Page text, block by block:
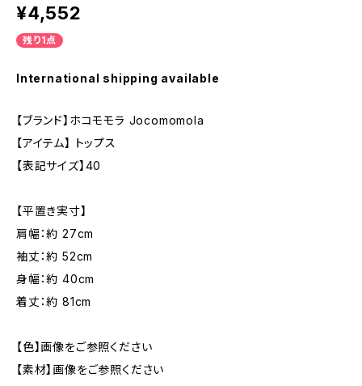
¥4,552
残り1点
International shipping available
【ブランド】ホコモモラ Jocomomola
【アイテム】 トップス
【表記サイズ】40
【平置き実寸】
肩幅：約 27cm
袖丈：約 52cm
身幅：約 40cm
着丈：約 81cm
【色】画像をご参照ください
【素材】画像をご参照ください